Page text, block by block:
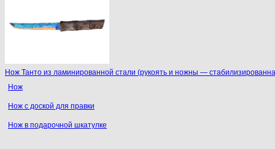
Нож Танто из ламинированной стали (рукоять и ножны —
Нож
Нож с доской для правки
Нож в подарочной шкатулке